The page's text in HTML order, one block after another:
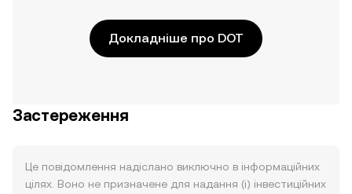
Докладніше про DOT
Застереження
Це повідомлення надіслано виключно в інформаційних
цілях. Воно не призначене для надання (i) інвестиційних